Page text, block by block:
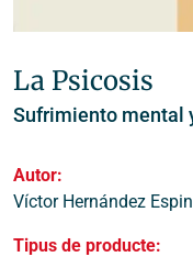
La Psicosis
Sufrimiento mental
Autor:
Víctor Hernández
Tipus de producte: